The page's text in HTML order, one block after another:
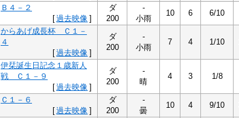
Ｂ４－２
[過去映像 ]
ダ
200
-
小雨
10 6 6/10
からあげ成長杯 Ｃ１－
４
[過去映像 ]
ダ
200
-
小雨
7 4 1/10
伊栞誕生日記念１歳新人
戦 Ｃ１－９
[過去映像 ]
ダ
200
-
晴
4 3 1/8
Ｃ１－６
[過去映像 ]
ダ
200
-
曇
10 4 9/10